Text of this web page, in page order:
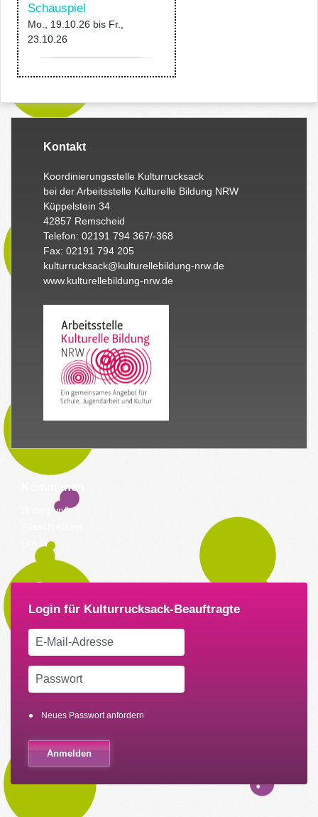
Schauspiel
Mo., 19.10.26 bis Fr.,
23.10.26
Kontakt
Koordinierungsstelle Kulturrucksack
bei der Arbeitsstelle Kulturelle Bildung NRW
Küppelstein 34
42857 Remscheid
Telefon: 02191 794 367/-368
Fax: 02191 794 205
kulturrucksack@kulturellebildung-nrw.de
www.kulturellebildung-nrw.de
Kommunen
Hintergrund
Neues Passwort anfordern